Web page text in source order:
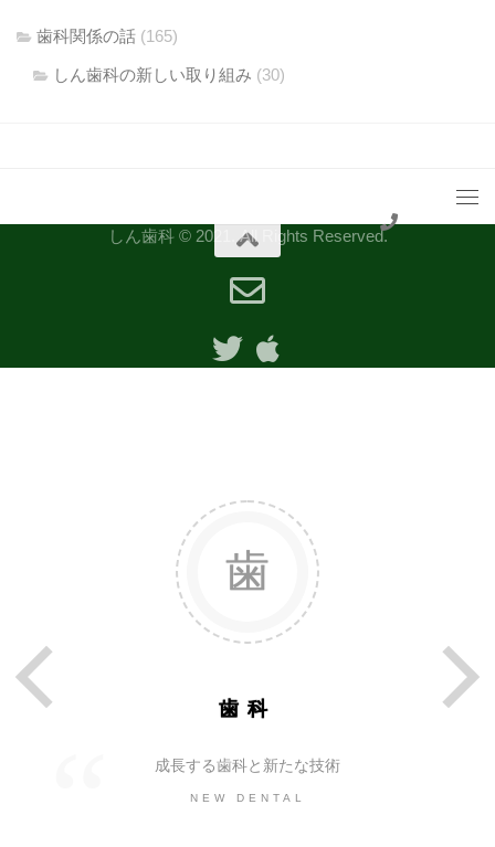
歯科関係の話 (165)
しん歯科の新しい取り組み (30)
しん歯科 © 2021. All Rights Reserved.
歯科
成長する歯科と新たな技術
NEW DENTAL